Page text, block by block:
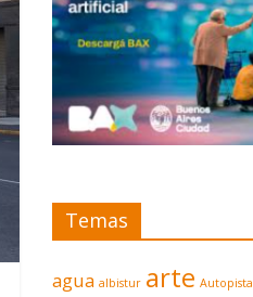
Temas
agua albistur arte Autopista